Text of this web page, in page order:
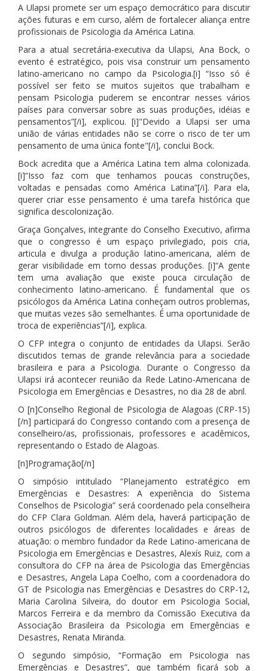
A Ulapsi promete ser um espaço democrático para discutir
ações futuras e em curso, além de fortalecer aliança entre
profissionais de Psicologia da América Latina.
Para a atual secretária-executiva da Ulapsi, Ana Bock, o
evento é estratégico, pois visa construir um pensamento
latino-americano no campo da Psicologia.[i] “Isso só é
possível ser feito se muitos sujeitos que trabalham e
pensam Psicologia puderem se encontrar nesses vários
países para conversar sobre as suas produções, idéias e
pensamentos”[/i], explicou. [i]"Devido a Ulapsi ser uma
união de várias entidades não se corre o risco de ter um
pensamento de uma única fonte"[/i], conclui Bock.
Bock acredita que a América Latina tem alma colonizada.
[i]“Isso faz com que tenhamos poucas construções,
voltadas e pensadas como América Latina”[/i]. Para ela,
querer criar esse pensamento é uma tarefa histórica que
significa descolonização.
Graça Gonçalves, integrante do Conselho Executivo, afirma
que o congresso é um espaço privilegiado, pois cria,
articula e divulga a produção latino-americana, além de
gerar visibilidade em torno dessas produções. [i]“A gente
tem uma avaliação que existe pouca circulação de
conhecimento latino-americano. É fundamental que os
psicólogos da América Latina conheçam outros problemas,
que muitas vezes são semelhantes. É uma oportunidade de
troca de experiências”[/i], explica.
O CFP integra o conjunto de entidades da Ulapsi. Serão
discutidos temas de grande relevância para a sociedade
brasileira e para a Psicologia. Durante o Congresso da
Ulapsi irá acontecer reunião da Rede Latino-Americana de
Psicologia em Emergências e Desastres, no dia 28 de abril.
O [n]Conselho Regional de Psicologia de Alagoas (CRP-15)
[/n] participará do Congresso contando com a presença de
conselheiro/as, profissionais, professores e acadêmicos,
representando o Estado de Alagoas.
[n]Programação[/n]
O simpósio intitulado “Planejamento estratégico em
Emergências e Desastres: A experiência do Sistema
Conselhos de Psicologia” será coordenado pela conselheira
do CFP Clara Goldman. Além dela, haverá participação de
outros psicólogos de diferentes localidades e áreas de
atuação: o membro fundador da Rede Latino-americana de
Psicologia em Emergências e Desastres, Alexís Ruiz, com a
consultora do CFP na área de Psicologia das Emergências
e Desastres, Angela Lapa Coelho, com a coordenadora do
GT de Psicologia nas Emergências e Desastres do CRP-12,
Maria Carolina Silveira, do doutor em Psicologia Social,
Marcos Ferreira e da membro da Comissão Executiva da
Associação Brasileira da Psicologia em Emergências e
Desastres, Renata Miranda.
O segundo simpósio, “Formação em Psicologia nas
Emergências e Desastres”, que também ficará sob a